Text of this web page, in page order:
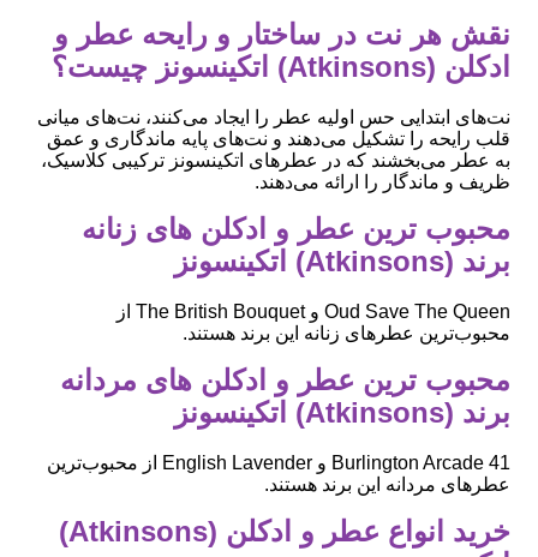
نقش هر نت در ساختار و رایحه عطر و
ادکلن (Atkinsons) اتکینسونز چیست؟
نت‌های ابتدایی حس اولیه عطر را ایجاد می‌کنند، نت‌های میانی
قلب رایحه را تشکیل می‌دهند و نت‌های پایه ماندگاری و عمق
به عطر می‌بخشند که در عطرهای اتکینسونز ترکیبی کلاسیک،
ظریف و ماندگار را ارائه می‌دهند.
محبوب ‌ترین عطر و ادکلن های زنانه
برند (Atkinsons) اتکینسونز
Oud Save The Queen و The British Bouquet از
محبوب‌ترین عطرهای زنانه این برند هستند.
محبوب ‌ترین عطر و ادکلن های مردانه
برند (Atkinsons) اتکینسونز
41 Burlington Arcade و English Lavender از محبوب‌ترین
عطرهای مردانه این برند هستند.
خرید انواع عطر و ادکلن (Atkinsons)